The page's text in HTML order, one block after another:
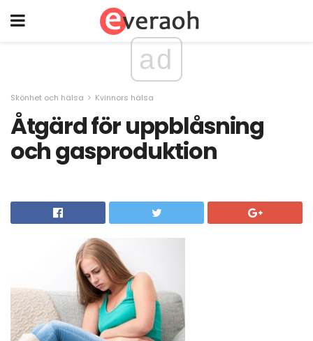
ad
Skönhet och hälsa Kvinnors hälsa
Åtgärd för uppblåsning
och gasproduktion